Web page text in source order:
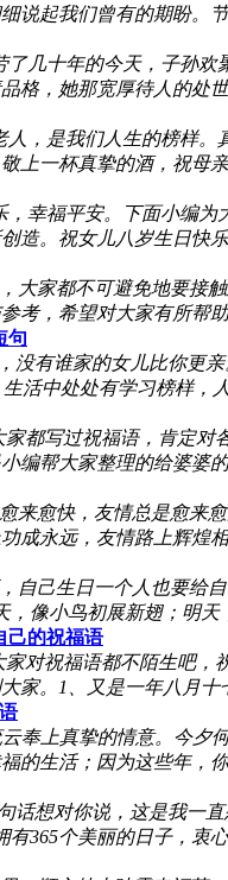
说起我们曾有的期盼
了几十年的今天，子孙
格，她那宽厚待人的
，是我们人生的榜样
上一杯真挚的酒，祝
，幸福平安。下面小编
造。祝女儿八岁生日
大家都不可避免地要接
考，希望对大家有所
句
没有谁家的女儿比你更
活中处处有学习榜样
都写过祝福语，肯定
编帮大家整理的给婆
来愈快，友情总是愈来
成永远，友情路上辉
自己生日一个人也要给
像小鸟初展新翅；明
己的祝福语
对祝福语都不陌生吧
家。1、又是一年八月
奉上真挚的情意。今
的生活；因为这些年
话想对你说，这是我一
365个美丽的日子，